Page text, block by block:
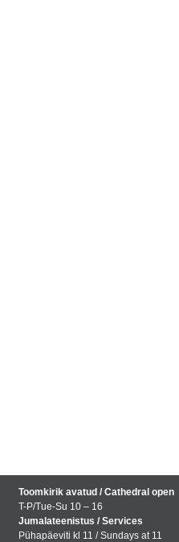
Toomkirik avatud / Cathedral open
T-P/Tue-Su 10 – 16
Jumalateenistus / Services
Pühapäeviti kl 11 / Sundays at 11